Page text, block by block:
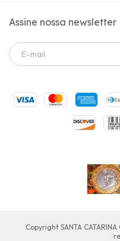
Assine nossa newsletter
Copyright SANTA